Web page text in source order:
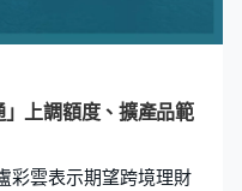
上調額度、擴產品範
彩雲表示期望跨境理財